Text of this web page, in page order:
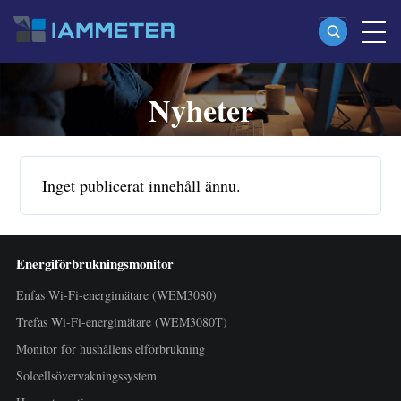
Produkter
Enfas Wi-Fi-energimätare (WEM3080)
Trefas Wi-Fi-energimätare (WEM3046T)
Trefas Wi-Fi-energimätare (WEM3050T)
WiFi-effektregulator
IAMMETER Cloud Pro
Self-hosting-tjänst
Nyheter
Inget publicerat innehåll ännu.
Energiförbrukningsmonitor
Enfas Wi-Fi-energimätare (WEM3080)
Trefas Wi-Fi-energimätare (WEM3080T)
Monitor för hushållens elförbrukning
Solcellsövervakningssystem